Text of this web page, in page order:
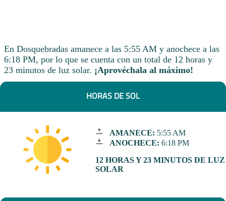
En Dosquebradas amanece a las 5:55 AM y anochece a las
6:18 PM, por lo que se cuenta con un total de 12 horas y
23 minutos de luz solar. ¡Aprovéchala al máximo!
HORAS DE SOL
AMANECE: 5:55 AM
ANOCHECE: 6:18 PM
12 HORAS Y 23 MINUTOS DE LUZ
SOLAR